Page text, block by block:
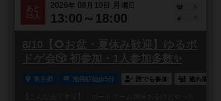
あと
15人
2026年 08 月 10 日 月 曜日
13:00～18:00
5
8/10【🌻お盆・夏休み歓迎】ゆるボ
ドゲ会🎲 初参加・1人参加多数✨
東京都 池袋駅徒歩5分 誰でも参加 連れ添い
【こんな会です💡】「ボードゲーム興味あるけどやった